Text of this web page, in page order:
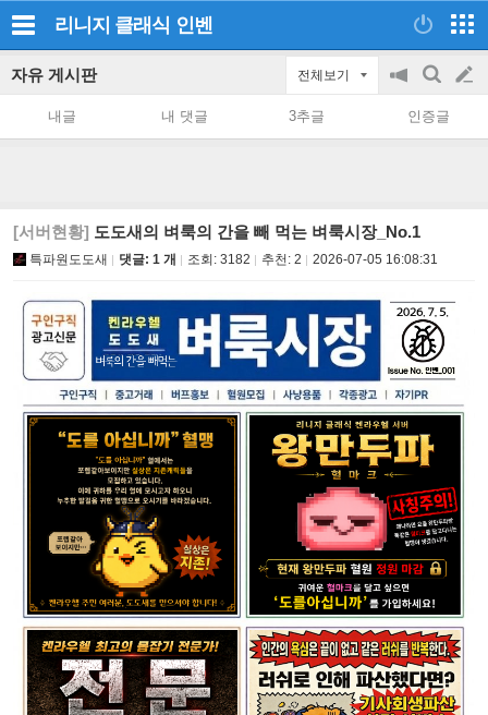
리니지 클래식 인벤
자유 게시판 전체보기
공
on/off
검
색
글
쓰
내글 내 댓글 3추글 인증글
[서버현황] 도도새의 벼룩의 간을 빼 먹는 벼룩시장_No.1
특파원도도새 댓글: 1 개 조회: 3182 추천: 2 2026-07-05 16:08:31